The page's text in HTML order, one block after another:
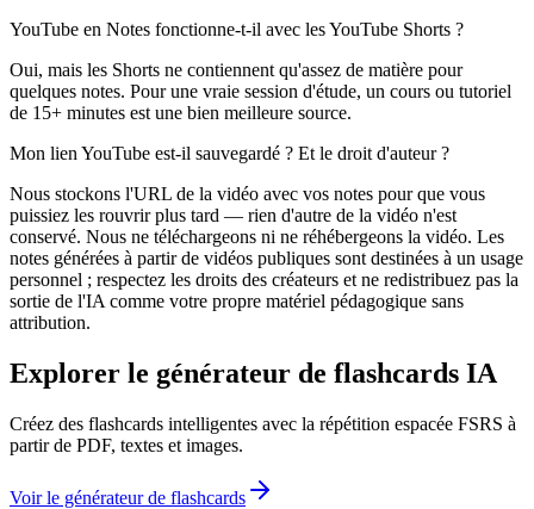
YouTube en Notes fonctionne-t-il avec les YouTube Shorts ?
Oui, mais les Shorts ne contiennent qu'assez de matière pour
quelques notes. Pour une vraie session d'étude, un cours ou tutoriel
de 15+ minutes est une bien meilleure source.
Mon lien YouTube est-il sauvegardé ? Et le droit d'auteur ?
Nous stockons l'URL de la vidéo avec vos notes pour que vous
puissiez les rouvrir plus tard — rien d'autre de la vidéo n'est
conservé. Nous ne téléchargeons ni ne réhébergeons la vidéo. Les
notes générées à partir de vidéos publiques sont destinées à un usage
personnel ; respectez les droits des créateurs et ne redistribuez pas la
sortie de l'IA comme votre propre matériel pédagogique sans
attribution.
Explorer le générateur de flashcards IA
Créez des flashcards intelligentes avec la répétition espacée FSRS à
partir de PDF, textes et images.
Voir le générateur de flashcards